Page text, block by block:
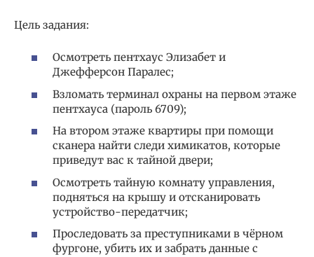
Цель задания:
Осмотреть пентхаус Элизабет и
Джефферсон Паралес;
Взломать терминал охраны на первом этаже
пентхауса (пароль 6709);
На втором этаже квартиры при помощи
сканера найти следи химикатов, которые
приведут вас к тайной двери;
Осмотреть тайную комнату управления,
подняться на крышу и отсканировать
устройство-передатчик;
Проследовать за преступниками в чёрном
фургоне, убить их и забрать данные с